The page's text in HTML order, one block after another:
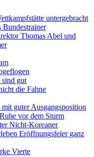
untergebracht
Bundestrainer
Thomas Abel und
sind gut
die Fahne
guter Ausgangsposition
vor dem Sturm
Nicht-Koreaner
Eröffnungsfeier ganz
Vierte